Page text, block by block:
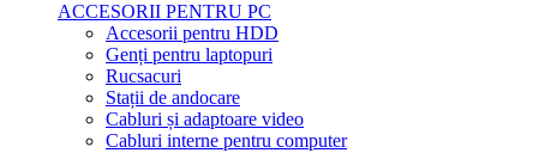
ACCESORII PENTRU PC
Accesorii pentru HDD
Genți pentru laptopuri
Rucsacuri
Stații de andocare
Cabluri și adaptoare video
Cabluri interne pentru computer